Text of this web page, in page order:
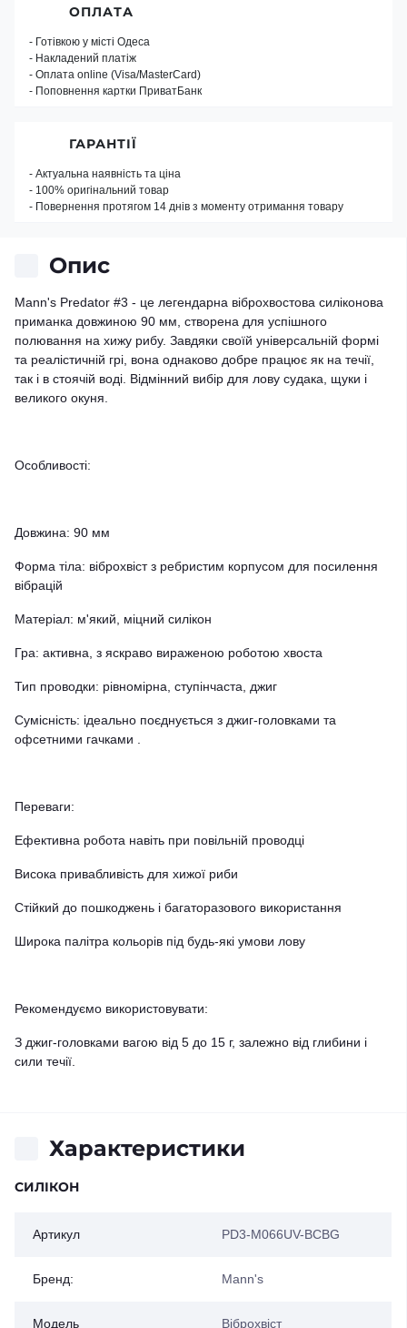
Опис
Mann's Predator #3 - це легендарна віброхвостова силіконова
приманка довжиною 90 мм, створена для успішного
полювання на хижу рибу. Завдяки своїй універсальній формі
та реалістичній грі, вона однаково добре працює як на течії,
так і в стоячій воді. Відмінний вибір для лову судака, щуки і
великого окуня.
Особливості:
Довжина: 90 мм
Форма тіла: віброхвіст з ребристим корпусом для посилення
вібрацій
Матеріал: м'який, міцний силікон
Гра: активна, з яскраво вираженою роботою хвоста
Тип проводки: рівномірна, ступінчаста, джиг
Сумісність: ідеально поєднується з джиг-головками та
офсетними гачками .
Переваги:
Ефективна робота навіть при повільній проводці
Висока привабливість для хижої риби
Стійкий до пошкоджень і багаторазового використання
Широка палітра кольорів під будь-які умови лову
Рекомендуємо використовувати:
З джиг-головками вагою від 5 до 15 г, залежно від глибини і
сили течії.
Характеристики
СИЛІКОН
Артикул PD3-M066UV-BCBG
Бренд: Mann's
Модель Віброхвіст
ОПЛАТА
- Готівкою у місті Одеса
- Накладений платіж
- Оплата online (Visa/MasterCard)
- Поповнення картки ПриватБанк
ГАРАНТІЇ
- Актуальна наявність та ціна
- 100% оригінальний товар
- Повернення протягом 14 днів з моменту отримання товару